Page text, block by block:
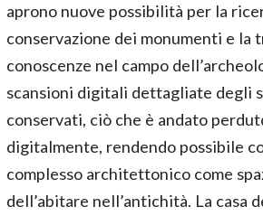
aprono nuove possibilità per la
conservazione dei monumenti e la
conoscenze nel campo
scansioni digitali dettagliate degli
conservati, ciò che è andato
digitalmente, rendendo possibile
complesso architettonico come
dell’abitare nell’antichità. La casa